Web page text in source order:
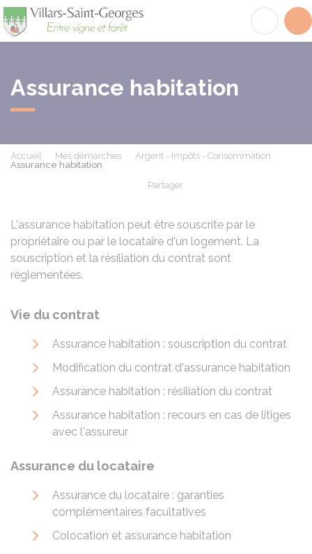
Assurance habitation
Accueil Mes démarches
Argent - Impôts - Consommation
Assurance habitation
Partager
L'assurance habitation peut être souscrite par le
propriétaire ou par le locataire d'un logement. La
souscription et la résiliation du contrat sont
réglementées.
Vie du contrat
Assurance habitation : souscription du contrat
Modification du contrat d'assurance habitation
Assurance habitation : résiliation du contrat
Assurance habitation : recours en cas de litiges
avec l'assureur
Assurance du locataire
Assurance du locataire : garanties
complémentaires facultatives
Colocation et assurance habitation